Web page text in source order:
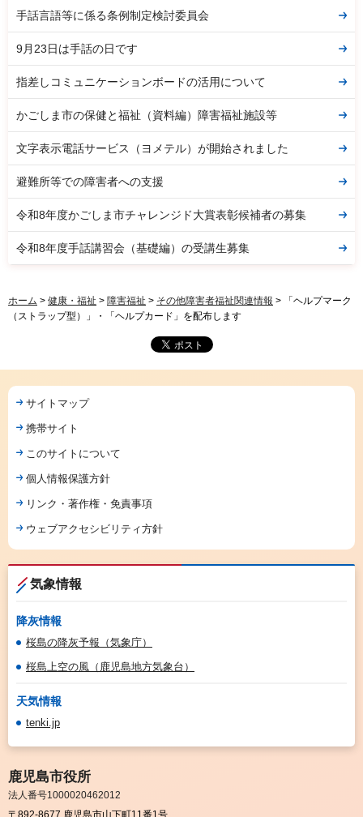
手話言語等に係る条例制定検討委員会
9月23日は手話の日です
指差しコミュニケーションボードの活用について
かごしま市の保健と福祉（資料編）障害福祉施設等
文字表示電話サービス（ヨメテル）が開始されました
避難所等での障害者への支援
令和8年度かごしま市チャレンジド大賞表彰候補者の募集
令和8年度手話講習会（基礎編）の受講生募集
ホーム > 健康・福祉 > 障害福祉 > その他障害者福祉関連情報 > 「ヘルプマーク
（ストラップ型）」・「ヘルプカード」を配布します
サイトマップ
携帯サイト
このサイトについて
個人情報保護方針
リンク・著作権・免責事項
ウェブアクセシビリティ方針
気象情報
降灰情報
桜島の降灰予報（気象庁）
桜島上空の風（鹿児島地方気象台）
天気情報
tenki.jp
鹿児島市役所
法人番号1000020462012